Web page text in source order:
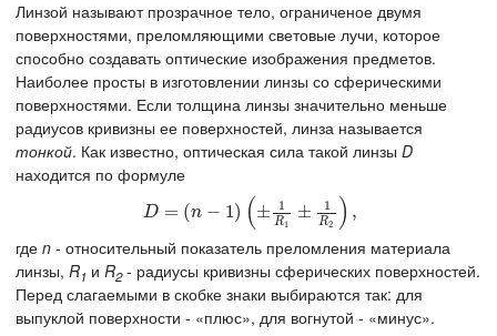
Линзой называют прозрачное тело, ограниченое двумя
поверхностями, преломляющими световые лучи, которое
способно создавать оптические изображения предметов.
Наиболее просты в изготовлении линзы со сферическими
поверхностями. Если толщина линзы значительно меньше
радиусов кривизны ее поверхностей, линза называется
тонкой. Как известно, оптическая сила такой линзы D
находится по формуле
D = (n − 1) (± 1
R1
± 1
R2 ) ,
D= (n−1)( ±1 R1 ± 1R2),
где n - относительный показатель преломления материала
линзы, R1 и R2- радиусы кривизны сферических поверхностей.
Перед слагаемыми в скобке знаки выбираются так: для
выпуклой поверхности - «плюс», для вогнутой - «минус».